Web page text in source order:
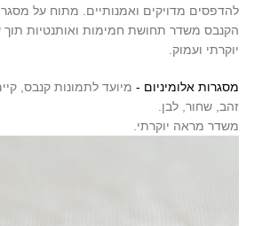
להדפסים מדויקים ואמנותיים. מתוח על
הקנבס משדר תחושת חמימות ואותנטיות
יוקרתי ועמוק.
מסגרות אלומיניום -
זהב, שחור, לבן.
משדר מראה יוקרתי.